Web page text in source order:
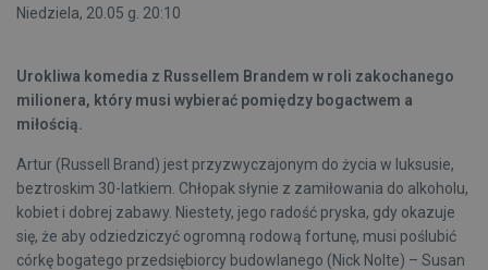
Niedziela, 20.05 g. 20:10
Urokliwa komedia z Russellem Brandem w roli zakochanego
milionera, który musi wybierać pomiędzy bogactwem a
miłością.
Artur (Russell Brand) jest przyzwyczajonym do życia w luksusie,
beztroskim 30-latkiem. Chłopak słynie z zamiłowania do alkoholu,
kobiet i dobrej zabawy. Niestety, jego radość pryska, gdy okazuje
się, że aby odziedziczyć ogromną rodową fortunę, musi poślubić
córkę bogatego przedsiębiorcy budowlanego (Nick Nolte) – Susan